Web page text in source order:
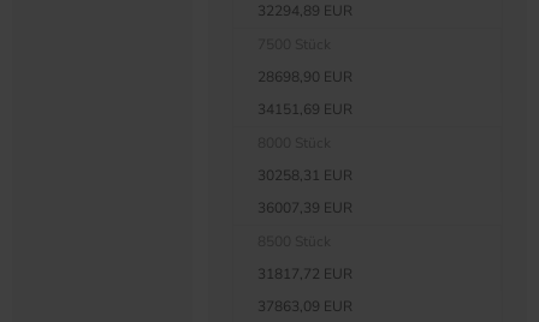
32294,89 EUR
28698,90 EUR
34151,69 EUR
30258,31 EUR
36007,39 EUR
31817,72 EUR
37863,09 EUR